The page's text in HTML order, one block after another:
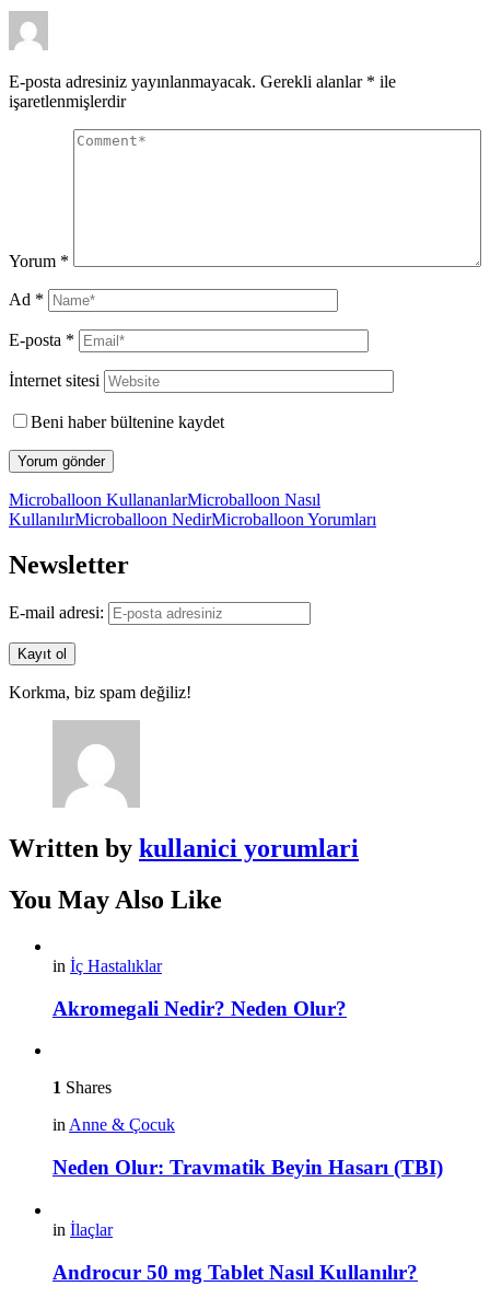
E-posta adresiniz yayınlanmayacak. Gerekli alanlar * ile
işaretlenmişlerdir
Yorum *
Ad *
E-posta *
İnternet sitesi
Beni haber bültenine kaydet
Microballoon KullananlarMicroballoon Nasıl
KullanılırMicroballoon NedirMicroballoon Yorumları
Newsletter
E-mail adresi:
Korkma, biz spam değiliz!
Written by kullanici yorumlari
You May Also Like
in İç Hastalıklar
Akromegali Nedir? Neden Olur?
1 Shares
inAnne & Çocuk
Neden Olur: Travmatik Beyin Hasarı (TBI)
in İlaçlar
Androcur 50 mg Tablet Nasıl Kullanılır?